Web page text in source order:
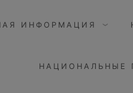
ИНФОРМАЦИЯ
НАЦИОНАЛЬНЫЕ